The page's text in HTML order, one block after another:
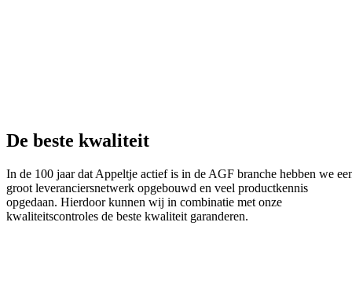
De beste kwaliteit
In de 100 jaar dat Appeltje actief is in de AGF branche hebben we
groot leveranciersnetwerk opgebouwd en veel productkennis
opgedaan. Hierdoor kunnen wij in combinatie met onze
kwaliteitscontroles de beste kwaliteit garanderen.